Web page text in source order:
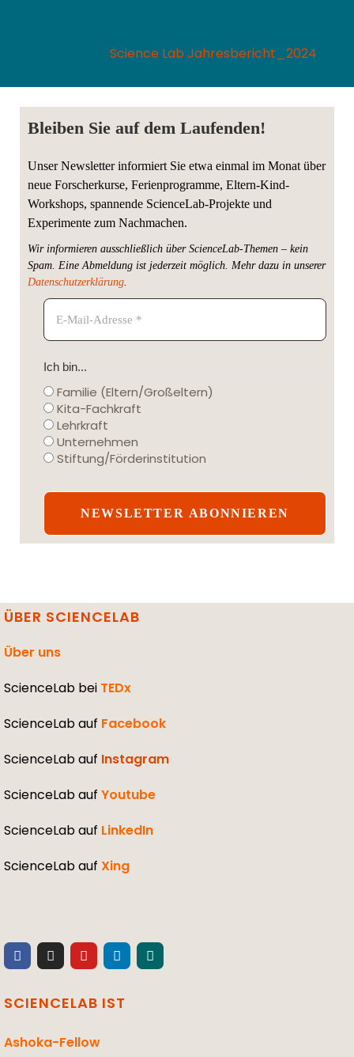
Science Lab Jahresbericht_2024
Bleiben Sie auf dem Laufenden!
Unser Newsletter informiert Sie etwa einmal im Monat über
neue Forscherkurse, Ferienprogramme, Eltern-Kind-
Workshops, spannende ScienceLab-Projekte und
Experimente zum Nachmachen.
Wir informieren ausschließlich über ScienceLab-Themen – kein
Spam. Eine Abmeldung ist jederzeit möglich. Mehr dazu in unserer
Datenschutzerklärung
Ich bin...
Familie (Eltern/Großeltern)
Kita-Fachkraft
Lehrkraft
Unternehmen
Stiftung/Förderinstitution
ÜBER SCIENCELAB
Über uns
ScienceLab bei TEDx
ScienceLab auf Facebook
ScienceLab auf Instagram
ScienceLab auf Youtube
ScienceLab auf LinkedIn
ScienceLab auf Xing
SCIENCELAB IST
Ashoka-Fellow